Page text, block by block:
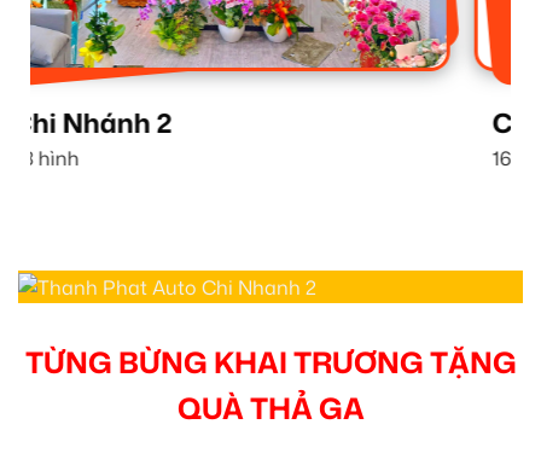
Chi Nhánh 1
16 hình
TỪNG BỪNG KHAI TRƯƠNG TẶNG
QUÀ THẢ GA